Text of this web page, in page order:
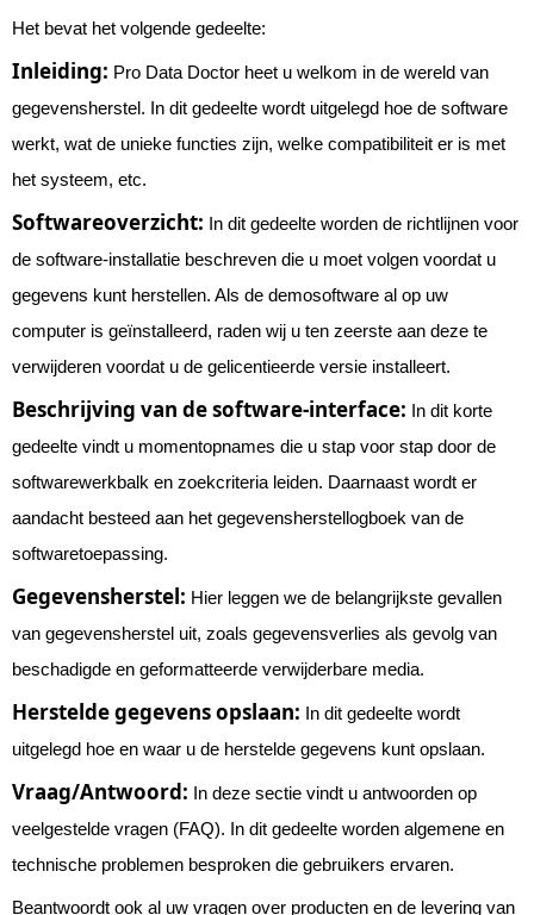
Het bevat het volgende gedeelte:
Inleiding: Pro Data Doctor heet u welkom in de wereld van
gegevensherstel. In dit gedeelte wordt uitgelegd hoe de software
werkt, wat de unieke functies zijn, welke compatibiliteit er is met
het systeem, etc.
Softwareoverzicht: In dit gedeelte worden de richtlijnen voor
de software-installatie beschreven die u moet volgen voordat u
gegevens kunt herstellen. Als de demosoftware al op uw
computer is geïnstalleerd, raden wij u ten zeerste aan deze te
verwijderen voordat u de gelicentieerde versie installeert.
Beschrijving van de software-interface: In dit korte
gedeelte vindt u momentopnames die u stap voor stap door de
softwarewerkbalk en zoekcriteria leiden. Daarnaast wordt er
aandacht besteed aan het gegevensherstellogboek van de
softwaretoepassing.
Gegevensherstel: Hier leggen we de belangrijkste gevallen
van gegevensherstel uit, zoals gegevensverlies als gevolg van
beschadigde en geformatteerde verwijderbare media.
Herstelde gegevens opslaan: In dit gedeelte wordt
uitgelegd hoe en waar u de herstelde gegevens kunt opslaan.
Vraag/Antwoord: In deze sectie vindt u antwoorden op
veelgestelde vragen (FAQ). In dit gedeelte worden algemene en
technische problemen besproken die gebruikers ervaren.
Beantwoordt ook al uw vragen over producten en de levering van